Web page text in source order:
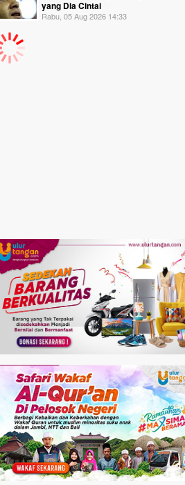
yang Dia Cintai
Rabu, 05 Aug 2026 14:33